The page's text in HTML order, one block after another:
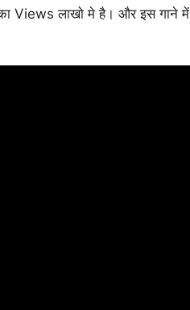
Views लाखो मे है। और इस गाने में